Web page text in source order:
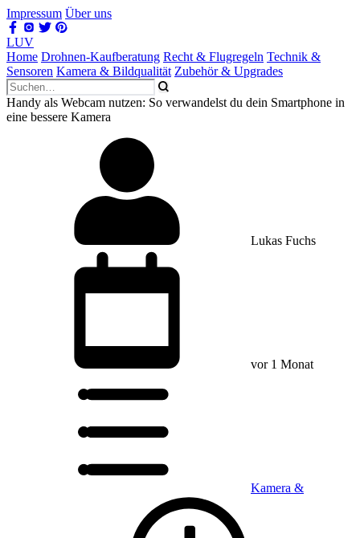
Impressum Über uns
LUV
Home Drohnen-Kaufberatung Recht & Flugregeln Technik &
Sensoren Kamera & Bildqualität Zubehör & Upgrades
Handy als Webcam nutzen: So verwandelst du dein Smartphone in
eine bessere Kamera
Lukas Fuchs
vor 1 Monat
Kamera &